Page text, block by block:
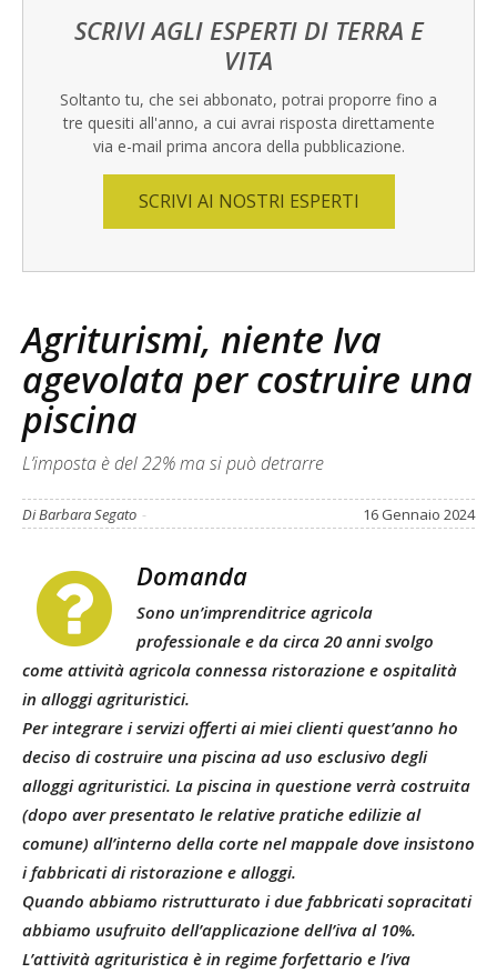
SCRIVI AGLI ESPERTI DI TERRA E
VITA
Soltanto tu, che sei abbonato, potrai proporre fino a
tre quesiti all'anno, a cui avrai risposta direttamente
via e-mail prima ancora della pubblicazione.
SCRIVI AI NOSTRI ESPERTI
Agriturismi, niente Iva
agevolata per costruire una
piscina
L’imposta è del 22% ma si può detrarre
Di Barbara Segato - 16 Gennaio 2024
Domanda
Sono un’imprenditrice agricola
professionale e da circa 20 anni svolgo
come attività agricola connessa ristorazione e ospitalità
in alloggi agrituristici.
Per integrare i servizi offerti ai miei clienti quest’anno ho
deciso di costruire una piscina ad uso esclusivo degli
alloggi agrituristici. La piscina in questione verrà costruita
(dopo aver presentato le relative pratiche edilizie al
comune) all’interno della corte nel mappale dove insistono
i fabbricati di ristorazione e alloggi.
Quando abbiamo ristrutturato i due fabbricati sopracitati
abbiamo usufruito dell’applicazione dell’iva al 10%.
L’attività agrituristica è in regime forfettario e l’iva